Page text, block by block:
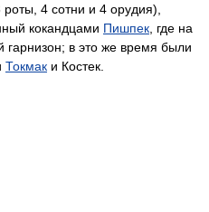
роты, 4 сотни и 4 орудия),
кокандцами Пишпек, где на
гарнизон; в это же время были
Токмак и Костек.